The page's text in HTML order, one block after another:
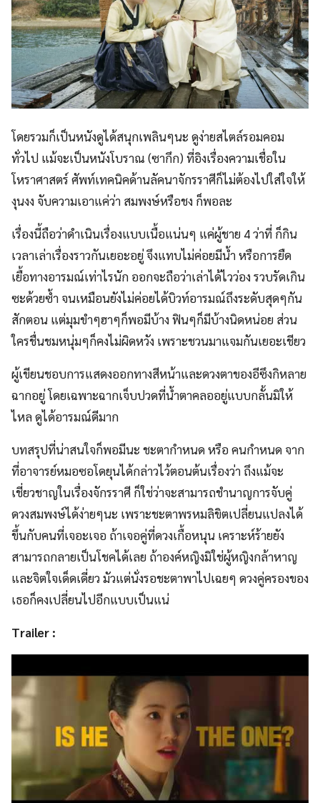
โดยรวมก็เป็นหนังดูได้สนุกเพลินๆนะ ดูง่ายสไตล์รอมคอม
ทั่วไป แม้จะเป็นหนังโบราณ (ซากึก) ที่อิงเรื่องความเชื่อใน
โหราศาสตร์ ศัพท์เทคนิคด้านลัคนาจักรราศีก็ไม่ต้องไปใส่ใจให้
งุนงง จับความเอาแค่ว่า สมพงษ์หรือชง ก็พอละ
เรื่องนี้ถือว่าดำเนินเรื่องแบบเนื้อแน่นๆ แค่ผู้ชาย 4 ว่าที่ ก็กิน
เวลาเล่าเรื่องราวกันเยอะอยู่ จึงแทบไม่ค่อยมีน้ำ หรือการยืด
เยื้อทางอารมณ์เท่าไรนัก ออกจะถือว่าเล่าได้ไวว่อง รวบรัดเกิน
ซะด้วยซ้ำ จนเหมือนยังไม่ค่อยได้บิวท์อารมณ์ถึงระดับสุดๆกัน
สักตอน แต่มุมขำๆฮาๆก็พอมีบ้าง ฟินๆก็มีบ้างนิดหน่อย ส่วน
ใครชื่นชมหนุ่มๆก็คงไม่ผิดหวัง เพราะชวนมาแจมกันเยอะเชียว
ผู้เขียนชอบการแสดงออกทางสีหน้าและดวงตาของอีซึงกิหลาย
ฉากอยู่ โดยเฉพาะฉากเจ็บปวดที่น้ำตาคลออยู่แบบกลั้นมิให้
ไหล ดูได้อารมณ์ดีมาก
บทสรุปที่น่าสนใจก็พอมีนะ ชะตากำหนด หรือ คนกำหนด จาก
ที่อาจารย์หมอซอโดยุนได้กล่าวไว้ตอนต้นเรื่องว่า ถึงแม้จะ
เชี่ยวชาญในเรื่องจักรราศี ก็ใช่ว่าจะสามารถชำนาญการจับคู่
ดวงสมพงษ์ได้ง่ายๆนะ เพราะชะตาพรหมลิขิตเปลี่ยนแปลงได้
ขึ้นกับคนที่เจอะเจอ ถ้าเจอคู่ที่ดวงเกื้อหนุน เคราะห์ร้ายยัง
สามารถกลายเป็นโชคได้เลย ถ้าองค์หญิงมิใช่ผู้หญิงกล้าหาญ
และจิตใจเด็ดเดี่ยว มัวแต่นั่งรอชะตาพาไปเฉยๆ ดวงคู่ครองของ
เธอก็คงเปลี่ยนไปอีกแบบเป็นแน่
Trailer :